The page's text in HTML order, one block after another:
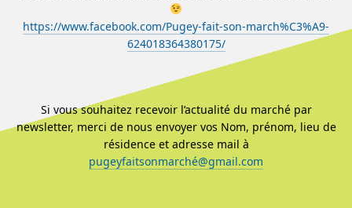
https://www.facebook.com/Pugey-fait-son-march%C3%A9-
624018364380175/
Si vous souhaitez recevoir l’actualité du marché par
newsletter, merci de nous envoyer vos Nom, prénom, lieu de
résidence et adresse mail à
pugeyfaitsonmarché@gmail.com